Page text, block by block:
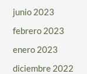
junio 2023
febrero 2023
enero 2023
diciembre 2022